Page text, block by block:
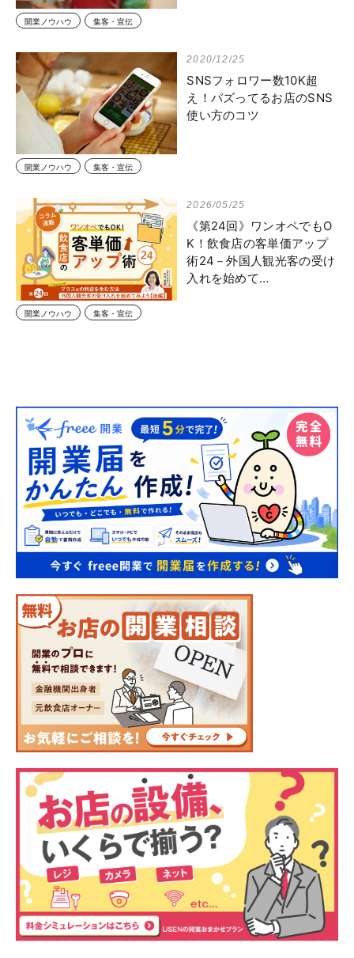
開業ノウハウ 集客・宣伝
2020/12/25
SNSフォロワー数10K超
え！バズってるお店のSNS
使い方のコツ
開業ノウハウ 集客・宣伝
2026/05/25
《第24回》ワンオペでもO
K！飲食店の客単価アップ
術24－外国人観光客の受け
入れを始めて…
開業ノウハウ 集客・宣伝